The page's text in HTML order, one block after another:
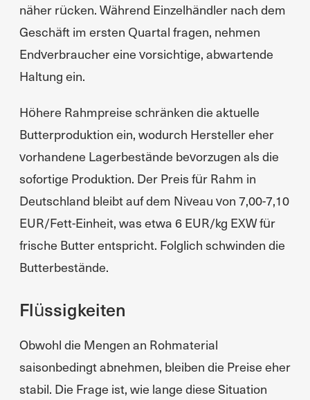
näher rücken. Während Einzelhändler nach dem
Geschäft im ersten Quartal fragen, nehmen
Endverbraucher eine vorsichtige, abwartende
Haltung ein.
Höhere Rahmpreise schränken die aktuelle
Butterproduktion ein, wodurch Hersteller eher
vorhandene Lagerbestände bevorzugen als die
sofortige Produktion. Der Preis für Rahm in
Deutschland bleibt auf dem Niveau von 7,00-7,10
EUR/Fett-Einheit, was etwa 6 EUR/kg EXW für
frische Butter entspricht. Folglich schwinden die
Butterbestände.
Flüssigkeiten
Obwohl die Mengen an Rohmaterial
saisonbedingt abnehmen, bleiben die Preise eher
stabil. Die Frage ist, wie lange diese Situation